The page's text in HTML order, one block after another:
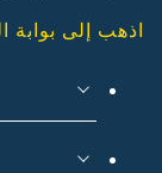
اذهب إلى بوابة